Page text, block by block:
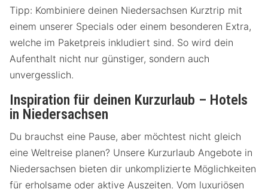
Tipp: Kombiniere deinen Niedersachsen Kurztrip mit
einem unserer Specials oder einem besonderen Extra,
welche im Paketpreis inkludiert sind. So wird dein
Aufenthalt nicht nur günstiger, sondern auch
unvergesslich.
Inspiration für deinen Kurzurlaub – Hotels
in Niedersachsen
Du brauchst eine Pause, aber möchtest nicht gleich
eine Weltreise planen? Unsere Kurzurlaub Angebote in
Niedersachsen bieten dir unkomplizierte Möglichkeiten
für erholsame oder aktive Auszeiten. Vom luxuriösen